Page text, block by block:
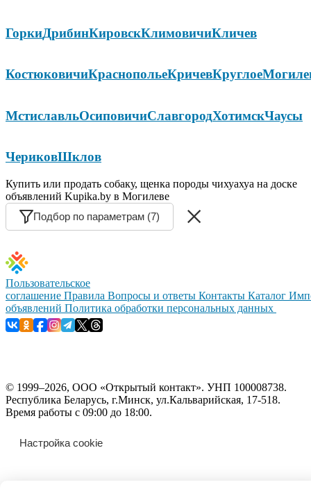
ГоркиДрибинКировскКлимовичиКличев
КостюковичиКраснопольеКричевКруглое
МстиславльОсиповичиСлавгородХотимскЧаусы
ЧериковШклов
Купить или продать собаку, щенка породы чихуахуа на доске
объявлений Kupika.by в Могилеве
Подбор по параметрам (7)
Пользовательское
соглашение Правила Вопросы и ответы Контакты Каталог
объявлений Политика обработки персональных данных
© 1999–2026, ООО «Открытый контакт». УНП 100008738.
Республика Беларусь, г.Минск, ул.Кальварийская, 17-518.
Время работы с 09:00 до 18:00.
Настройка cookie